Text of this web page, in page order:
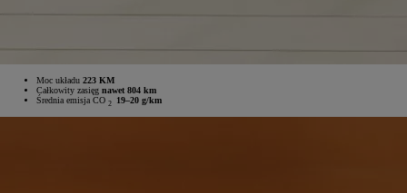
Moc układu 223 KM
Całkowity zasięg nawet 804 km
Średnia emisja CO 2 19–20 g/km